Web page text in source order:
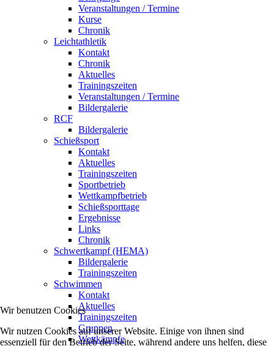
Veranstaltungen / Termine
Kurse
Chronik
Leichtathletik
Kontakt
Chronik
Aktuelles
Trainingszeiten
Veranstaltungen / Termine
Bildergalerie
RCF
Bildergalerie
Schießsport
Kontakt
Aktuelles
Trainingszeiten
Sportbetrieb
Wettkampfbetrieb
Schießsporttage
Ergebnisse
Links
Chronik
Schwertkampf (HEMA)
Bildergalerie
Trainingszeiten
Schwimmen
Kontakt
Aktuelles
Trainingszeiten
Gruppen
Wettkämpfe
Wir benutzen Cookies
Wir nutzen Cookies auf unserer Website. Einige von ihnen sind
essenziell für den Betrieb der Seite, während andere uns helfen, diese